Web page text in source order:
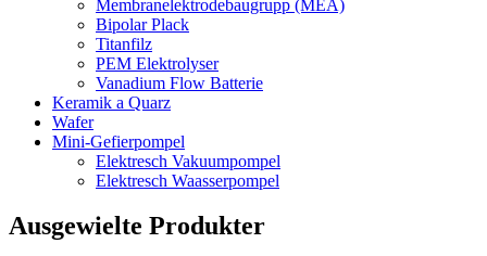
Membranelektrodebaugrupp (MEA)
Bipolar Plack
Titanfilz
PEM Elektrolyser
Vanadium Flow Batterie
Keramik a Quarz
Wafer
Mini-Gefierpompel
Elektresch Vakuumpompel
Elektresch Waasserpompel
Ausgewielte Produkter